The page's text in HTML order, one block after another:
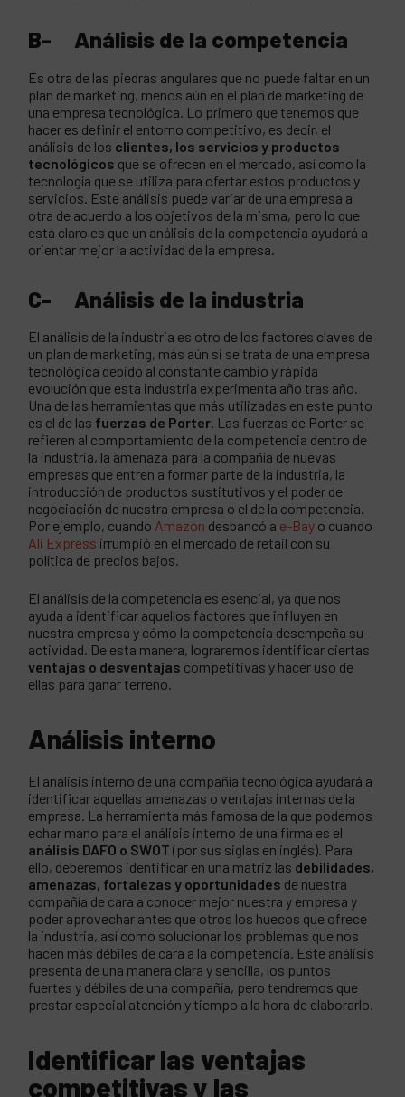
B- Análisis de la competencia
Es otra de las piedras angulares que no puede faltar en un
plan de marketing, menos aún en el plan de marketing de
una empresa tecnológica. Lo primero que tenemos que
hacer es definir el entorno competitivo, es decir, el
análisis de los clientes, los servicios y productos
tecnológicos que se ofrecen en el mercado, así como la
tecnología que se utiliza para ofertar estos productos y
servicios. Este análisis puede variar de una empresa a
otra de acuerdo a los objetivos de la misma, pero lo que
está claro es que un análisis de la competencia ayudará a
orientar mejor la actividad de la empresa.
C- Análisis de la industria
El análisis de la industria es otro de los factores claves de
un plan de marketing, más aún si se trata de una empresa
tecnológica debido al constante cambio y rápida
evolución que esta industria experimenta año tras año.
Una de las herramientas que más utilizadas en este punto
es el de las fuerzas de Porter. Las fuerzas de Porter se
refieren al comportamiento de la competencia dentro de
la industria, la amenaza para la compañía de nuevas
empresas que entren a formar parte de la industria, la
introducción de productos sustitutivos y el poder de
negociación de nuestra empresa o el de la competencia.
Por ejemplo, cuando Amazon desbancó a e-Bay o cuando
Ali Express irrumpió en el mercado de retail con su
política de precios bajos.
El análisis de la competencia es esencial, ya que nos
ayuda a identificar aquellos factores que influyen en
nuestra empresa y cómo la competencia desempeña su
actividad. De esta manera, lograremos identificar ciertas
ventajas o desventajas competitivas y hacer uso de
ellas para ganar terreno.
Análisis interno
El análisis interno de una compañía tecnológica ayudará a
identificar aquellas amenazas o ventajas internas de la
empresa. La herramienta más famosa de la que podemos
echar mano para el análisis interno de una firma es el
análisis DAFO o SWOT (por sus siglas en inglés). Para
ello, deberemos identificar en una matriz las debilidades,
amenazas, fortalezas y oportunidades de nuestra
compañía de cara a conocer mejor nuestra y empresa y
poder aprovechar antes que otros los huecos que ofrece
la industria, así como solucionar los problemas que nos
hacen más débiles de cara a la competencia. Este análisis
presenta de una manera clara y sencilla, los puntos
fuertes y débiles de una compañía, pero tendremos que
prestar especial atención y tiempo a la hora de elaborarlo.
Identificar las ventajas
competitivas y las